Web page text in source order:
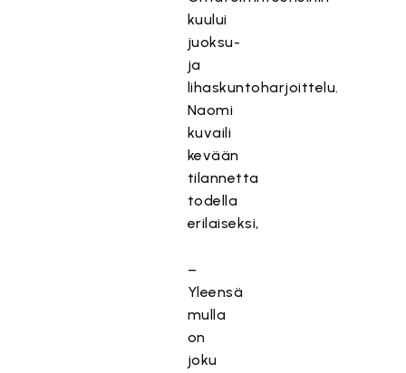
kuului
juoksu-
ja
lihaskuntoharjoittelu.
Naomi
kuvaili
kevään
tilannetta
todella
erilaiseksi,
–
Yleensä
mulla
on
joku